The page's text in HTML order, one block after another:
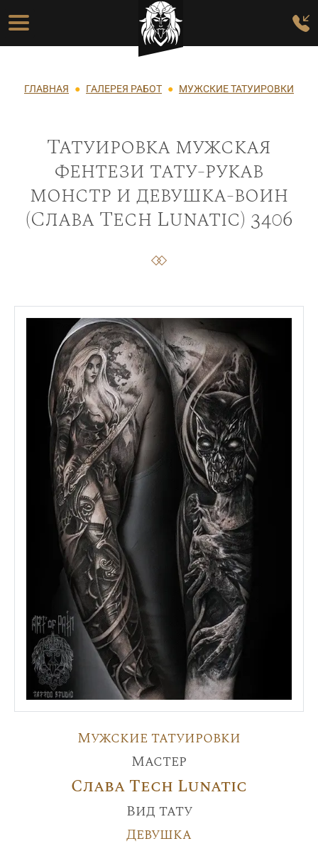
Перейти к основному содержанию
Основная навигация
Строка навигации
ГЛАВНАЯ ГАЛЕРЕЯ РАБОТ МУЖСКИЕ ТАТУИРОВКИ
Татуировка мужская
фентези тату-рукав
монстр и девушка-воин
(Слава Tech Lunatic) 3406
Мужские татуировки
Мастер
Слава Tech Lunatic
Вид тату
Девушка